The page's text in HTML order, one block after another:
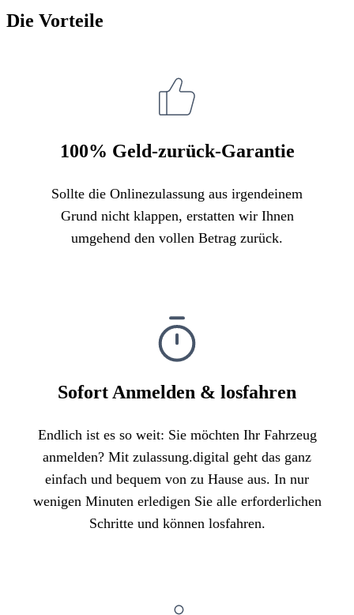
Die Vorteile
100% Geld-zurück-Garantie
Sollte die Onlinezulassung aus irgendeinem
Grund nicht klappen, erstatten wir Ihnen
umgehend den vollen Betrag zurück.
Sofort Anmelden & losfahren
Endlich ist es so weit: Sie möchten Ihr Fahrzeug
anmelden? Mit zulassung.digital geht das ganz
einfach und bequem von zu Hause aus. In nur
wenigen Minuten erledigen Sie alle erforderlichen
Schritte und können losfahren.